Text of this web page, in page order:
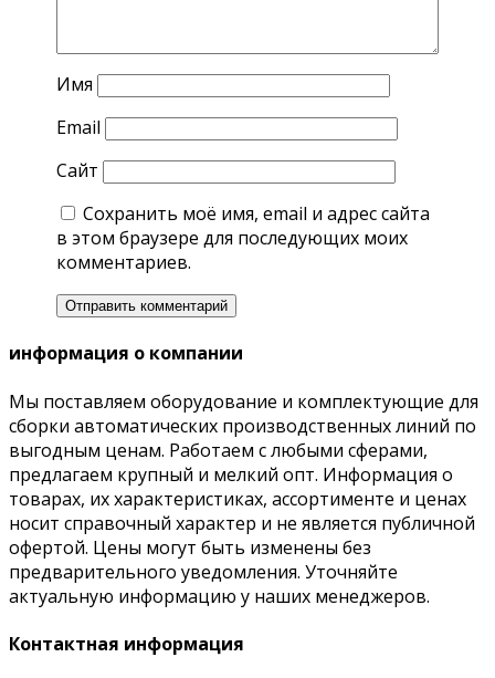
Имя
Email
Сайт
Сохранить моё имя, email и адрес сайта
в этом браузере для последующих моих
комментариев.
информация о компании
Мы поставляем оборудование и комплектующие для
сборки автоматических производственных линий по
выгодным ценам. Работаем с любыми сферами,
предлагаем крупный и мелкий опт. Информация о
товарах, их характеристиках, ассортименте и ценах
носит справочный характер и не является публичной
офертой. Цены могут быть изменены без
предварительного уведомления. Уточняйте
актуальную информацию у наших менеджеров.
Контактная информация